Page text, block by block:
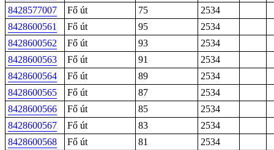
8428577007
Fő út 75
2534
8428600561
Fő út 95
2534
8428600562
Fő út 93
2534
8428600563
Fő út 91
2534
8428600564
Fő út 89
2534
8428600565
Fő út 87
2534
8428600566
Fő út 85
2534
8428600567
Fő út 83
2534
8428600568
Fő út 81
2534